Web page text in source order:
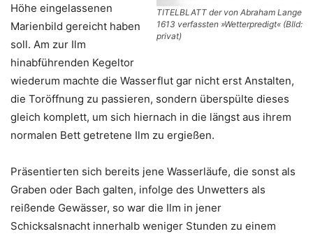
TITELBLATT der von Abraham Lange
1613 verfassten »Wetterpredigt« (BIld:
privat)
Höhe eingelassenen
Marienbild gereicht haben
soll. Am zur Ilm
hinabführenden Kegeltor
wiederum machte die Wasserflut gar nicht erst Anstalten,
die Toröffnung zu passieren, sondern überspülte dieses
gleich komplett, um sich hiernach in die längst aus ihrem
normalen Bett getretene Ilm zu ergießen.
Präsentierten sich bereits jene Wasserläufe, die sonst als
Graben oder Bach galten, infolge des Unwetters als
reißende Gewässer, so war die Ilm in jener
Schicksalsnacht innerhalb weniger Stunden zu einem